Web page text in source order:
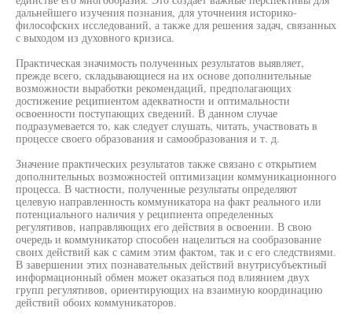
дальнейшего изучения познания, для уточнения историко-
философских исследований, а также для решения задач, связанных
с выходом из духовного кризиса.
Практическая значимость полученных результатов выявляет,
прежде всего, складывающиеся на их основе дополнительные
возможности выработки рекомендаций, предполагающих
достижение реципиентом адекватности и оптимальности
освоенности поступающих сведений. В данном случае
подразумевается то, как следует слушать, читать, участвовать в
процессе своего образования и самообразования и т. д.
Значение практических результатов также связано с открытием
дополнительных возможностей оптимизации коммуникационного
процесса. В частности, полученные результаты определяют
целевую направленность коммуникатора на факт реального или
потенциального наличия у реципиента определенных
регулятивов, направляющих его действия в освоении. В свою
очередь и коммуникатор способен нацелиться на сообразование
своих действий как с самим этим фактом, так и с его следствиями.
В завершении этих познавательных действий внутрисубъектный
информационный обмен может оказаться под влиянием двух
групп регулятивов, ориентирующих на взаимную координацию
действий обоих коммуникаторов.